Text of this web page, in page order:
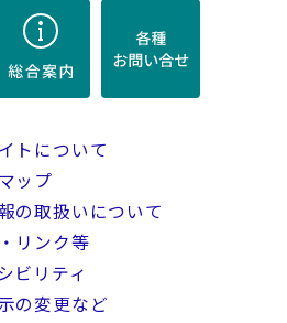
トについて
ップ
の取扱いについて
リンク等
ビリティ
の変更など